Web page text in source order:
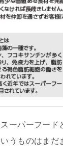
ーパーフード
うものはまだ